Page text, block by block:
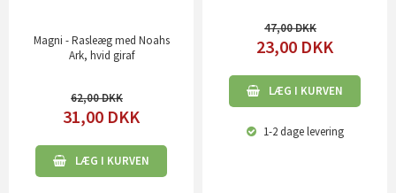
Magni - Rasleæg med Noahs
Ark, hvid giraf
62,00
31,00 DKK
LÆG I KURVEN
47,00
23,00 DKK
LÆG I KURVEN
1-2 dagelevering